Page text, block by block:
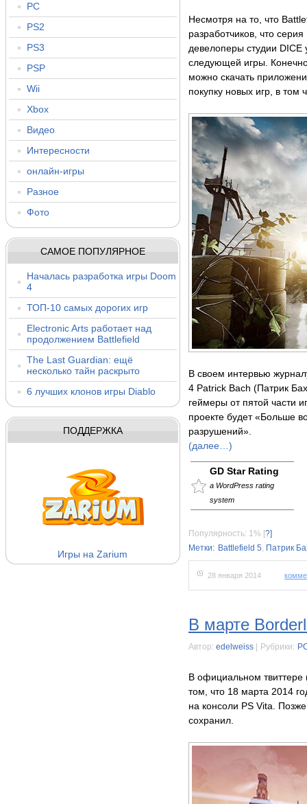
PC
PS2
PS3
PSP
Wii
Xbox
Видео
Интересности
онлайн-игры
Разное
Фото
САМОЕ ПОПУЛЯРНОЕ
Началась разработка игры Doom
4
ТОП-10 самых дорогих игр
Electronic Arts работает над
продолжением Battlefield
The Last Guardian: ещё
несколько тайн раскрыто
6 лучших клонов игры Diablo
ПОДДЕРЖКА
Игры на Zarium
Несмотря на то, что
разработчиков, что
девелоперы студии DICE
следующей игры.
можно скачать
покупку новых игр, в том
В своем интервью
4 Patrick Bach (Патрик
геймеры от пятой части
проекте будет «Больше
разрушений».
(далее…)
GD Star Rating
a WordPress rating
system
Популярность: 1% [?]
Метки: Battlefield 5, Патрик
28 января 2014
В марте
Автор: edelweiss Рубрики:
В официальном твиттере
том, что 18 марта 2014
на консоли PS Vita.
сохранил.